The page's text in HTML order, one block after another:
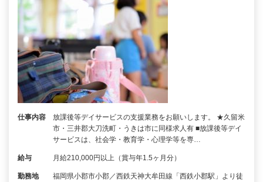
仕事内容
放課後等デイサービスの支援業務をお願いします。 ★久留米
市・三井郡大刀洗町・うきは市に同様求人有 ■放課後等デイ
サービスは、社会学・教育学・心理学等を専…
給与 月給210,000円以上（賞与年1.5ヶ月分）
勤務地
福岡県小郡市小郡／西鉄天神大牟田線「西鉄小郡駅」より徒